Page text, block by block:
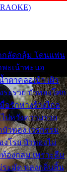
กลัดกลุ้ม โดนแฟน
ะเน้าพะนอ
ำตาคลอเบ้า เฝ้า
ะรวย บัวทองโศก
อรักห่างร้างไกล
ปหวังความรวย
วทอง เวรกรรม
งโรย บัวทองไม่
องกลม เพราะลืม
ระมัด หลงกลิ่นลิ้น